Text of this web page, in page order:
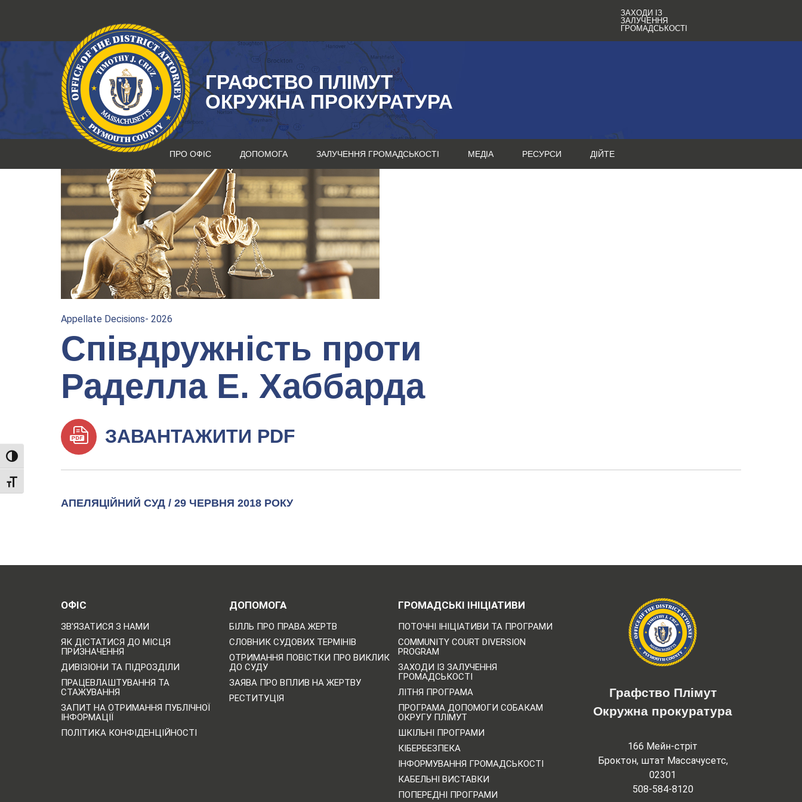
TOGGLE HIGH CONTRAST
TOGGLE FONT SIZE
ЗАХОДИ ІЗ
ЗАЛУЧЕННЯ
ГРОМАДСЬКОСТІ
ГРАФСТВО ПЛІМУТ
ОКРУЖНА ПРОКУРАТУРА
ПРО ОФІС ДОПОМОГА ЗАЛУЧЕННЯ ГРОМАДСЬКОСТІ МЕДІА РЕСУРСИ ДІЙТЕ
Appellate Decisions- 2026
Співдружність проти
Раделла Е. Хаббарда
ЗАВАНТАЖИТИ PDF
АПЕЛЯЦІЙНИЙ СУД / 29 ЧЕРВНЯ 2018 РОКУ
ОФІС
ЗВ'ЯЗАТИСЯ З НАМИ
ЯК ДІСТАТИСЯ ДО МІСЦЯ
ПРИЗНАЧЕННЯ
ДИВІЗІОНИ ТА ПІДРОЗДІЛИ
ПРАЦЕВЛАШТУВАННЯ ТА
СТАЖУВАННЯ
ЗАПИТ НА ОТРИМАННЯ ПУБЛІЧНОЇ
ІНФОРМАЦІЇ
ПОЛІТИКА КОНФІДЕНЦІЙНОСТІ
ДОПОМОГА
БІЛЛЬ ПРО ПРАВА ЖЕРТВ
СЛОВНИК СУДОВИХ ТЕРМІНІВ
ОТРИМАННЯ ПОВІСТКИ ПРО ВИКЛИК
ДО СУДУ
ЗАЯВА ПРО ВПЛИВ НА ЖЕРТВУ
РЕСТИТУЦІЯ
ГРОМАДСЬКІ ІНІЦІАТИВИ
ПОТОЧНІ ІНІЦІАТИВИ ТА ПРОГРАМИ
COMMUNITY COURT DIVERSION
PROGRAM
ЗАХОДИ ІЗ ЗАЛУЧЕННЯ
ГРОМАДСЬКОСТІ
ЛІТНЯ ПРОГРАМА
ПРОГРАМА ДОПОМОГИ СОБАКАМ
ОКРУГУ ПЛІМУТ
ШКІЛЬНІ ПРОГРАМИ
КІБЕРБЕЗПЕКА
ІНФОРМУВАННЯ ГРОМАДСЬКОСТІ
КАБЕЛЬНІ ВИСТАВКИ
ПОПЕРЕДНІ ПРОГРАМИ
Графство Плімут
Окружна прокуратура
166 Мейн-стріт
Броктон, штат Массачусетс,
02301
508-584-8120